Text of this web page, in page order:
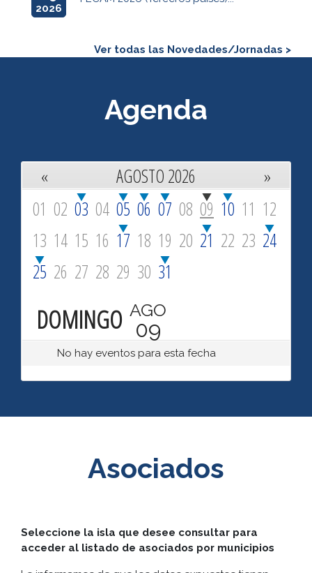
2026
Ver todas las Novedades/Jornadas >
Agenda
« AGOSTO 2026
»
01 02 03 04 05 06 07 08 09 10 11 12
13 14 15 16 17 18 19 20 21 22 23 24
25 26 27 28 29 30 31
DOMINGO AGO
09
No hay eventos para esta fecha
Asociados
Seleccione la isla que desee consultar para
acceder al listado de asociados por municipios